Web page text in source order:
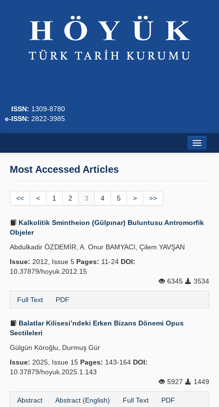
ISSN: 1309-8780
e-ISSN: 2822-3985
Journal Boards
Principles
Guidelines
Contact Us
Most Accessed Articles
<< < 1 2 3 4 5 > >>
Kalkolitik Smintheion (Gülpınar) Buluntusu Antromorfik
Objeler
Abdulkadir ÖZDEMİR, A. Onur BAMYACI, Çilem YAVŞAN
Issue: 2012, Issue 5 Pages: 11-24 DOI:
10.37879/hoyuk.2012.15
6345
3534
Full Text PDF
Balatlar Kilisesi’ndeki Erken Bizans Dönemi Opus
Sectileleri
Gülgün Köroğlu, Durmuş Gür
Issue: 2025, Issue 15 Pages: 143-164 DOI:
10.37879/hoyuk.2025.1.143
5927
1449
Abstract Abstract (English) Full Text PDF